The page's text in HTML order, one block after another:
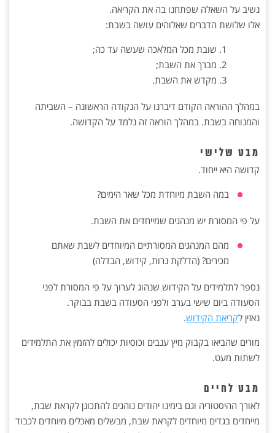
נשיב על השאלה שפתחנו בה את הקריאה.
אלו שלושת הדברים שאלוהים עושה בשבת:
שובת מכל המלאכה שעשה עד כה;
מברך את השבת;
מקדש את השבת.
במהלך ההוראה הקודם דיברנו על הנקודה הראשונה – השביתה
והמנוחה בשבת. במהלך הוראה זה נלמד על הקדושה.
מבט שלישי
קדושה היא ייחוד.
במה השבת מיוחדת מכל שאר הימים?
על פי המסורת יש מנהגים שמייחדים את השבת.
מהם המנהגים המסורתיים המיוחדים לשבת שאתם
מכירים? (הדלקת נרות, קידוש, הבדלה)
נספר לתלמידים על הקידוש שנהוג לערוך על פי המסורת לפני
הסעודה ביום שישי בערב ולפני הסעודה בשבת בבוקר.
נאזין לקריאת הקידוש.
מורים שהביאו בקבוק מיץ ענבים וכוסיות יכולים להזמין את התלמידים
לשתות מעט.
מבט לחיים
לאורך ההיסטוריה וגם בימינו יהודים נוהגים להתכונן לקראת שבת,
מייחדים בגדים מיוחדים לקראת שבת, מבשלים מאכלים מיוחדים לכבוד